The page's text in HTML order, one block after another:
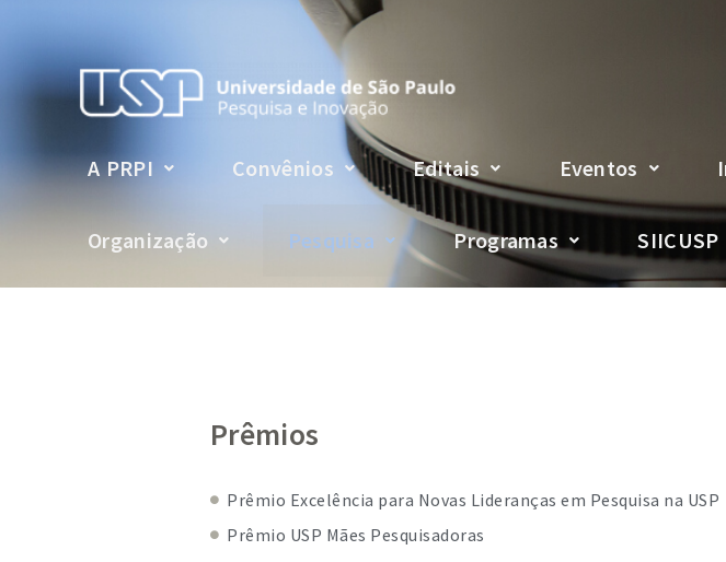
A PRPI Convênios Editais Eventos
Organização Pesquisa Programas SIICUSP
Prêmios
Prêmio Excelência para Novas Lideranças em Pesquisa na USP
Prêmio USP Mães Pesquisadoras